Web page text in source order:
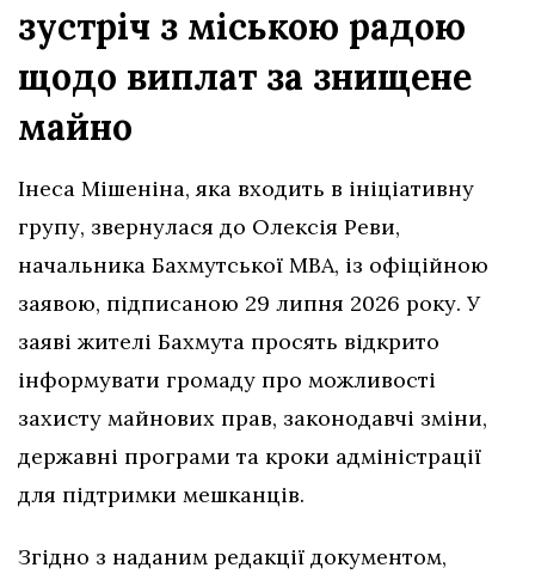
зустріч з міською радою
щодо виплат за знищене
майно
Інеса Мішеніна, яка входить в ініціативну
групу, звернулася до Олексія Реви,
начальника Бахмутської МВА, із офіційною
заявою, підписаною 29 липня 2026 року. У
заяві жителі Бахмута просять відкрито
інформувати громаду про можливості
захисту майнових прав, законодавчі зміни,
державні програми та кроки адміністрації
для підтримки мешканців.
Згідно з наданим редакції документом,